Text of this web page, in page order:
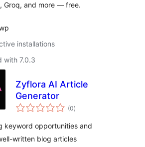
Groq, and more — free.
installations
with 7.0.3
Zyflora AI Article
Generator
(0total
ratings
)
keyword opportunities and
written blog articles